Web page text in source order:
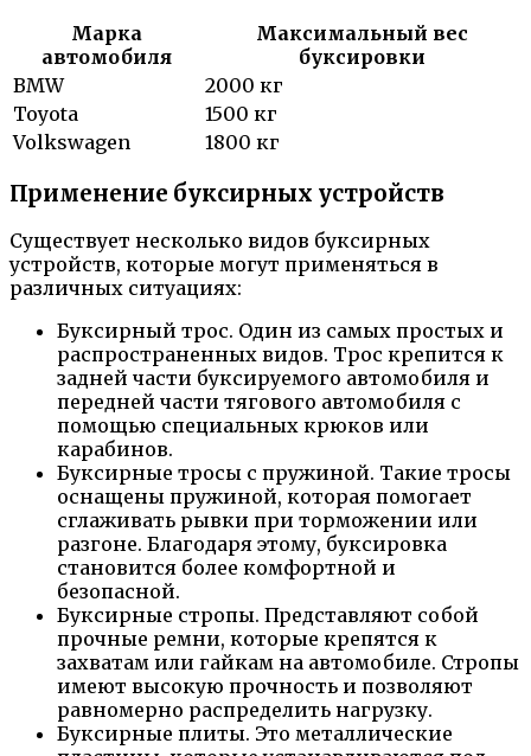
Марка
автомобиля
Максимальный вес
буксировки
BMW
2000 кг
Toyota
1500 кг
Volkswagen
1800 кг
Применение буксирных устройств
Существует несколько видов буксирных
устройств, которые могут применяться в
различных ситуациях:
Буксирный трос. Один из самых простых и
распространенных видов. Трос крепится к
задней части буксируемого автомобиля и
передней части тягового автомобиля с
помощью специальных крюков или
карабинов.
Буксирные тросы с пружиной. Такие тросы
оснащены пружиной, которая помогает
сглаживать рывки при торможении или
разгоне. Благодаря этому, буксировка
становится более комфортной и
безопасной.
Буксирные стропы. Представляют собой
прочные ремни, которые крепятся к
захватам или гайкам на автомобиле. Стропы
имеют высокую прочность и позволяют
равномерно распределить нагрузку.
Буксирные плиты. Это металлические